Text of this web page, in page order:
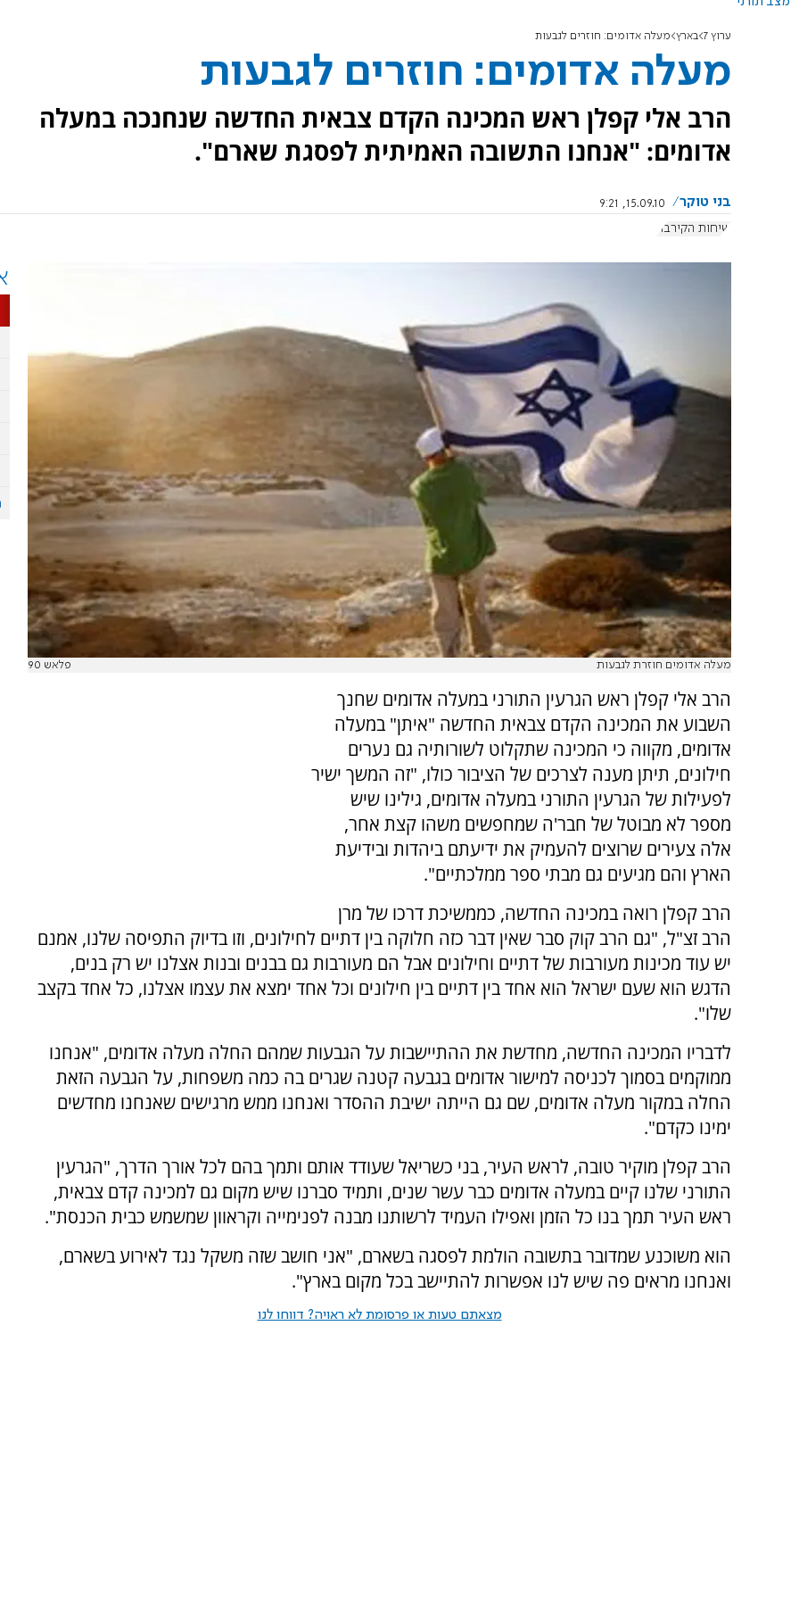
ערוץ 7 בארץ מעלה אדומים: חוזרים לגבעות
מעלה אדומים: חוזרים לגבעות
הרב אלי קפלן ראש המכינה הקדם צבאית החדשה שנחנכה במעלה
אדומים: "אנחנו התשובה האמיתית לפסגת שארם".
בני טוקר
15.09.10, 9:21
שיחות הקירבה
מעלה אדומים חוזרת לגבעות פלאש 90
הרב אלי קפלן ראש הגרעין התורני במעלה אדומים שחנך
השבוע את המכינה הקדם צבאית החדשה "איתן" במעלה
אדומים, מקווה כי המכינה שתקלוט לשורותיה גם נערים
חילונים, תיתן מענה לצרכים של הציבור כולו, "זה המשך ישיר
לפעילות של הגרעין התורני במעלה אדומים, גילינו שיש
מספר לא מבוטל של חבר'ה שמחפשים משהו קצת אחר,
אלה צעירים שרוצים להעמיק את ידיעתם ביהדות ובידיעת
הארץ והם מגיעים גם מבתי ספר ממלכתיים".
הרב קפלן רואה במכינה החדשה, כממשיכת דרכו של מרן
הרב זצ"ל, "גם הרב קוק סבר שאין דבר כזה חלוקה בין דתיים לחילונים, וזו בדיוק התפיסה שלנו, אמנם
יש עוד מכינות מעורבות של דתיים וחילונים אבל הם מעורבות גם בבנים ובנות אצלנו יש רק בנים,
הדגש הוא שעם ישראל הוא אחד בין דתיים בין חילונים וכל אחד ימצא את עצמו אצלנו, כל אחד בקצב
שלו".
לדבריו המכינה החדשה, מחדשת את ההתיישבות על הגבעות שמהם החלה מעלה אדומים, "אנחנו
ממוקמים בסמוך לכניסה למישור אדומים בגבעה קטנה שגרים בה כמה משפחות, על הגבעה הזאת
החלה במקור מעלה אדומים, שם גם הייתה ישיבת ההסדר ואנחנו ממש מרגישים שאנחנו מחדשים
ימינו כקדם".
הרב קפלן מוקיר טובה, לראש העיר, בני כשריאל שעודד אותם ותמך בהם לכל אורך הדרך, "הגרעין
התורני שלנו קיים במעלה אדומים כבר עשר שנים, ותמיד סברנו שיש מקום גם למכינה קדם צבאית,
ראש העיר תמך בנו כל הזמן ואפילו העמיד לרשותנו מבנה לפנימייה וקראוון שמשמש כבית הכנסת".
הוא משוכנע שמדובר בתשובה הולמת לפסגה בשארם, "אני חושב שזה משקל נגד לאירוע בשארם,
ואנחנו מראים פה שיש לנו אפשרות להתיישב בכל מקום בארץ".
מצאתם טעות או פרסומת לא ראויה? דווחו לנו